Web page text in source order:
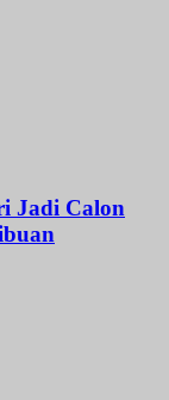
Jadi Calon